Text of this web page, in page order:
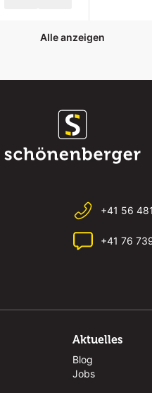
Alle anzeigen
+41 56
+41 76
Aktuelles
Blog
Jobs